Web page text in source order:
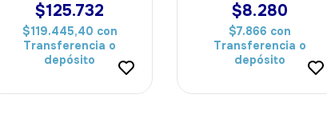
$125.732
$119.445,40 con
Transferencia o
depósito
$8.280
$7.866 con
Transferencia o
depósito